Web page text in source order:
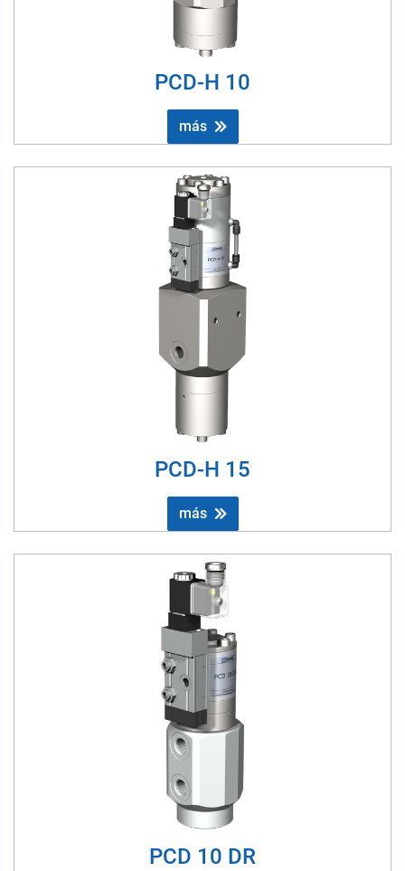
PCD-H 10
más
PCD-H 15
más
PCD 10 DR